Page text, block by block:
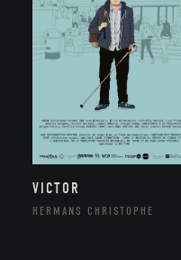
VICTOR
HERMANS CHRISTOPHE